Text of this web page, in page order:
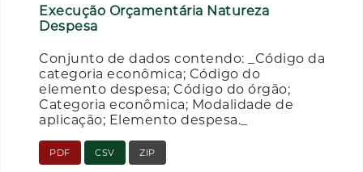
Execução Orçamentária Natureza
Despesa
Conjunto de dados contendo: _Código da
categoria econômica; Código do
elemento despesa; Código do órgão;
Categoria econômica; Modalidade de
aplicação; Elemento despesa._
PDF CSV ZIP